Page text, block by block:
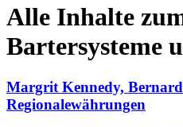
Alle Inhalte
Bartersysteme
Margrit Kennedy,
Regionalewährungen